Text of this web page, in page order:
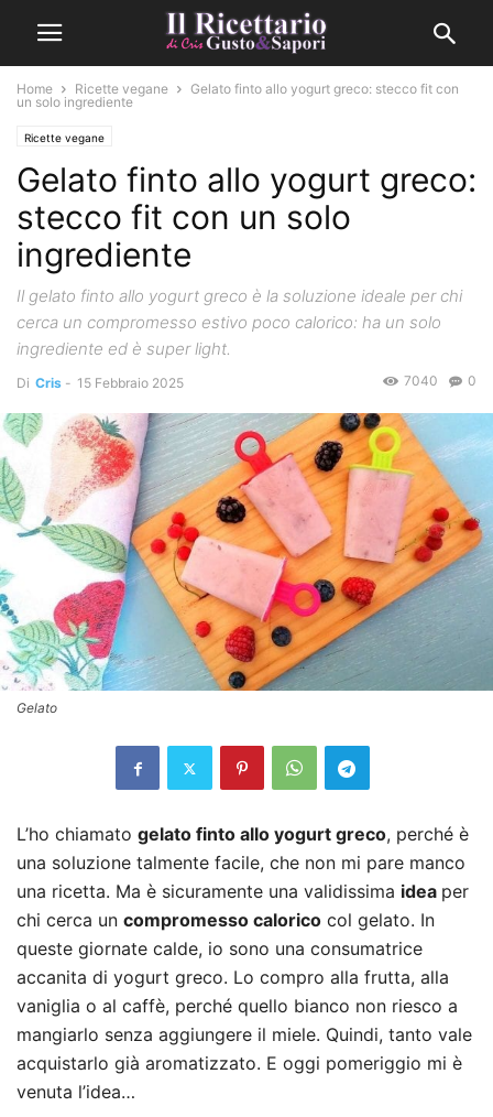
Home Ricette vegane
Gelato finto allo yogurt greco: stecco fit con
un solo ingrediente
Ricette vegane
Gelato finto allo yogurt greco:
stecco fit con un solo
ingrediente
Il gelato finto allo yogurt greco è la soluzione ideale per chi
cerca un compromesso estivo poco calorico: ha un solo
ingrediente ed è super light.
Di Cris - 15 Febbraio 2025 0
7040
Gelato
L’ho chiamato gelato finto allo yogurt greco, perché è
una soluzione talmente facile, che non mi pare manco
una ricetta. Ma è sicuramente una validissima idea per
chi cerca un compromesso calorico col gelato. In
queste giornate calde, io sono una consumatrice
accanita di yogurt greco. Lo compro alla frutta, alla
vaniglia o al caffè, perché quello bianco non riesco a
mangiarlo senza aggiungere il miele. Quindi, tanto vale
acquistarlo già aromatizzato. E oggi pomeriggio mi è
venuta l’idea…